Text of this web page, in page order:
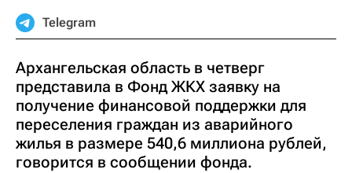
Telegram
Архангельская область в четверг
представила в Фонд ЖКХ заявку на
получение финансовой поддержки для
переселения граждан из аварийного
жилья в размере 540,6 миллиона рублей,
говорится в сообщении фонда.